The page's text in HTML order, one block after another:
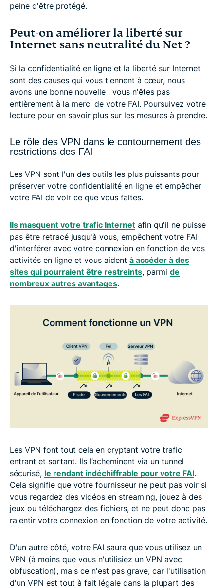
peine d'être protégé.
Peut-on améliorer la liberté sur
Internet sans neutralité du Net ?
Si la confidentialité en ligne et la liberté sur Internet
sont des causes qui vous tiennent à cœur, nous
avons une bonne nouvelle : vous n'êtes pas
entièrement à la merci de votre FAI. Poursuivez votre
lecture pour en savoir plus sur les mesures à prendre.
Le rôle des VPN dans le contournement des
restrictions des FAI
Les VPN sont l'un des outils les plus puissants pour
préserver votre confidentialité en ligne et empêcher
votre FAI de voir ce que vous faites.
Ils masquent votre trafic Internet afin qu'il ne puisse
pas être retracé jusqu'à vous, empêchent votre FAI
d'interférer avec votre connexion en fonction de vos
activités en ligne et vous aident à accéder à des
sites qui pourraient être restreints, parmi de
nombreux autres avantages.
Les VPN font tout cela en cryptant votre trafic
entrant et sortant. Ils l’acheminent via un tunnel
sécurisé, le rendant indéchiffrable pour votre FAI.
Cela signifie que votre fournisseur ne peut pas voir si
vous regardez des vidéos en streaming, jouez à des
jeux ou téléchargez des fichiers, et ne peut donc pas
ralentir votre connexion en fonction de votre activité.
D'un autre côté, votre FAI saura que vous utilisez un
VPN (à moins que vous n'utilisiez un VPN avec
obfuscation), mais ce n'est pas grave, car l'utilisation
d'un VPN est tout à fait légale dans la plupart des